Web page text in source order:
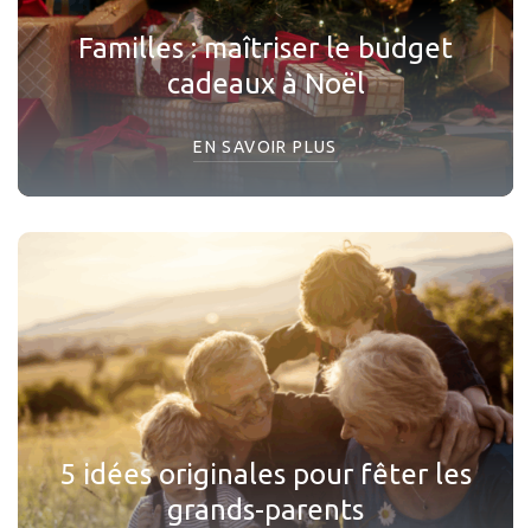
Familles : maîtriser le budget
cadeaux à Noël
EN SAVOIR PLUS
5 idées originales pour fêter les
grands-parents